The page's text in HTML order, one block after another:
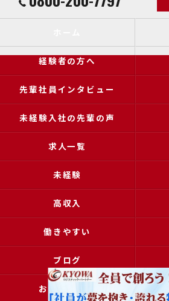
経験者の方へ
先輩社員インタビュー
未経験入社の先輩の声
求人一覧
未経験
高収入
働きやすい
ブログ
お問い合わせ